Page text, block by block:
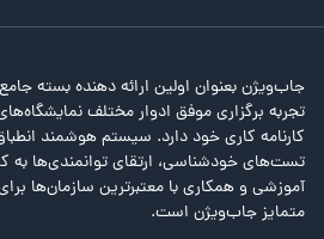
جاب‌ویژن بعنوان اولین ارائه دهنده بسته
تجربه برگزاری موفق ادوار مختلف
کارنامه کاری خود دارد. سیستم هوشمند
تست‌های خودشناسی، ارتقای توانمندی‌ها به
آموزشی و همکاری با معتبرترین سازمان‌ها
متمایز جاب‌ویژن است.